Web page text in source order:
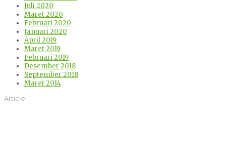
Juli 2020
Maret 2020
Februari 2020
Januari 2020
April 2019
Maret 2019
Februari 2019
Desember 2018
September 2018
Maret 2014
Article